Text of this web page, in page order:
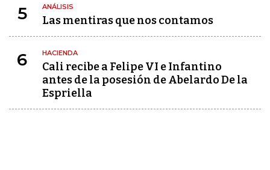
5 ANÁLISIS
Las mentiras que nos contamos
6 HACIENDA
Cali recibe a Felipe VI e Infantino
antes de la posesión de Abelardo De la
Espriella